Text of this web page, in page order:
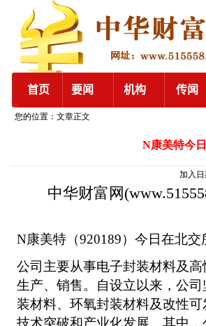
您的位置：文章正文
N康美特今
加入日
中华财富网
N康美特（920189）今日在北
公司主要从事电子封装材料及
生产、销售。自设立以来，公
装材料、环氧封装材料及改性
技术突破和产业化发展。其中